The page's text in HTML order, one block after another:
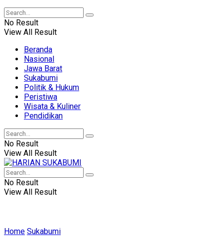
No Result
View All Result
Beranda
Nasional
Jawa Barat
Sukabumi
Politik & Hukum
Peristiwa
Wisata & Kuliner
Pendidikan
No Result
View All Result
No Result
View All Result
Home Sukabumi